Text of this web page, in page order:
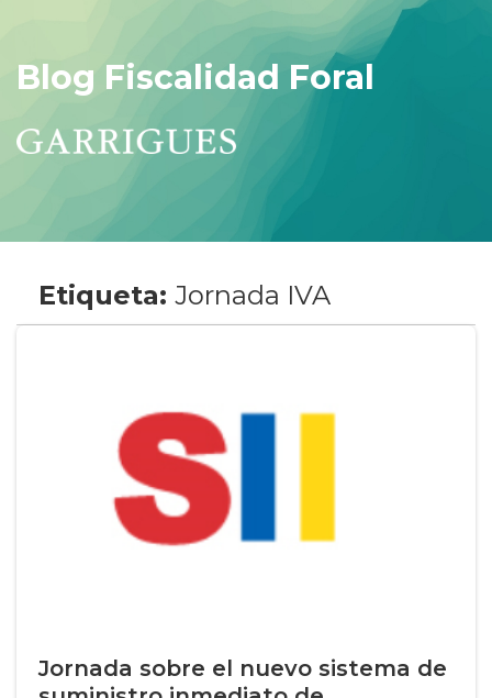
Blog Fiscalidad Foral
Etiqueta: Jornada IVA
Jornada sobre el nuevo sistema de